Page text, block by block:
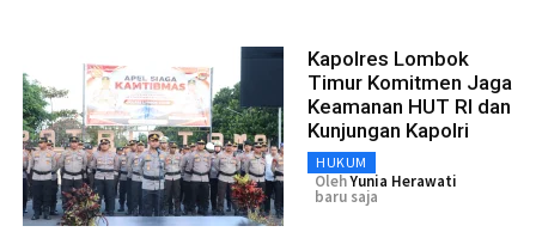
Kapolres Lombok
Timur Komitmen Jaga
Keamanan HUT RI dan
Kunjungan Kapolri
HUKUM
OlehYunia Herawati
baru saja